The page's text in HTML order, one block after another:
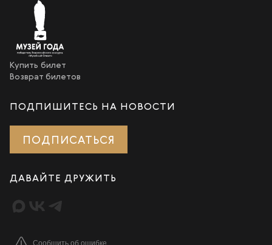
Купить билет
Возврат билетов
ПОДПИШИТЕСЬ НА НОВОСТИ
ПОДПИСАТЬСЯ
ДАВАЙТЕ ДРУЖИТЬ
Сообщить об ошибке